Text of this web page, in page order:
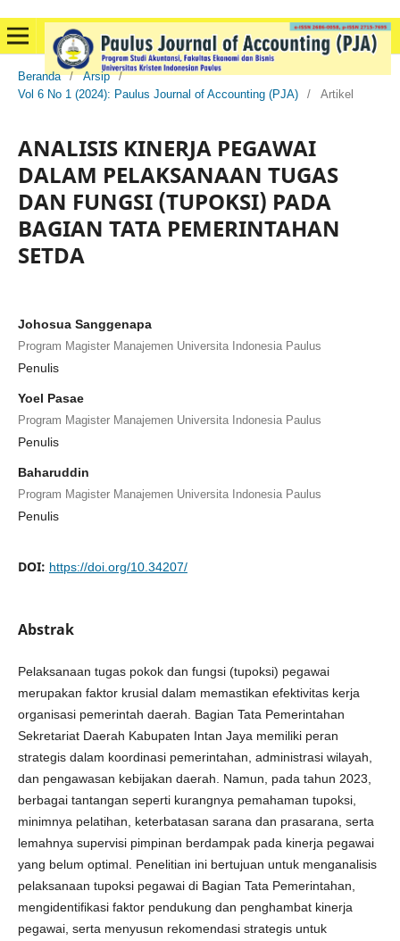
Beranda / Arsip
/
Vol 6 No 1 (2024): Paulus Journal of Accounting (PJA)
/ Artikel
ANALISIS KINERJA PEGAWAI
DALAM PELAKSANAAN TUGAS
DAN FUNGSI (TUPOKSI) PADA
BAGIAN TATA PEMERINTAHAN
SETDA
Johosua Sanggenapa
Program Magister Manajemen Universita Indonesia Paulus
Penulis
Yoel Pasae
Program Magister Manajemen Universita Indonesia Paulus
Penulis
Baharuddin
Program Magister Manajemen Universita Indonesia Paulus
Penulis
DOI: https://doi.org/10.34207/
Abstrak
Pelaksanaan tugas pokok dan fungsi (tupoksi) pegawai
merupakan faktor krusial dalam memastikan efektivitas kerja
organisasi pemerintah daerah. Bagian Tata Pemerintahan
Sekretariat Daerah Kabupaten Intan Jaya memiliki peran
strategis dalam koordinasi pemerintahan, administrasi wilayah,
dan pengawasan kebijakan daerah. Namun, pada tahun 2023,
berbagai tantangan seperti kurangnya pemahaman tupoksi,
minimnya pelatihan, keterbatasan sarana dan prasarana, serta
lemahnya supervisi pimpinan berdampak pada kinerja pegawai
yang belum optimal. Penelitian ini bertujuan untuk menganalisis
pelaksanaan tupoksi pegawai di Bagian Tata Pemerintahan,
mengidentifikasi faktor pendukung dan penghambat kinerja
pegawai, serta menyusun rekomendasi strategis untuk